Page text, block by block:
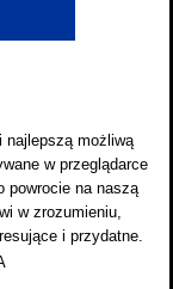
najlepszą możliwą
w przeglądarce
powrocie na naszą
w zrozumieniu,
i przydatne.